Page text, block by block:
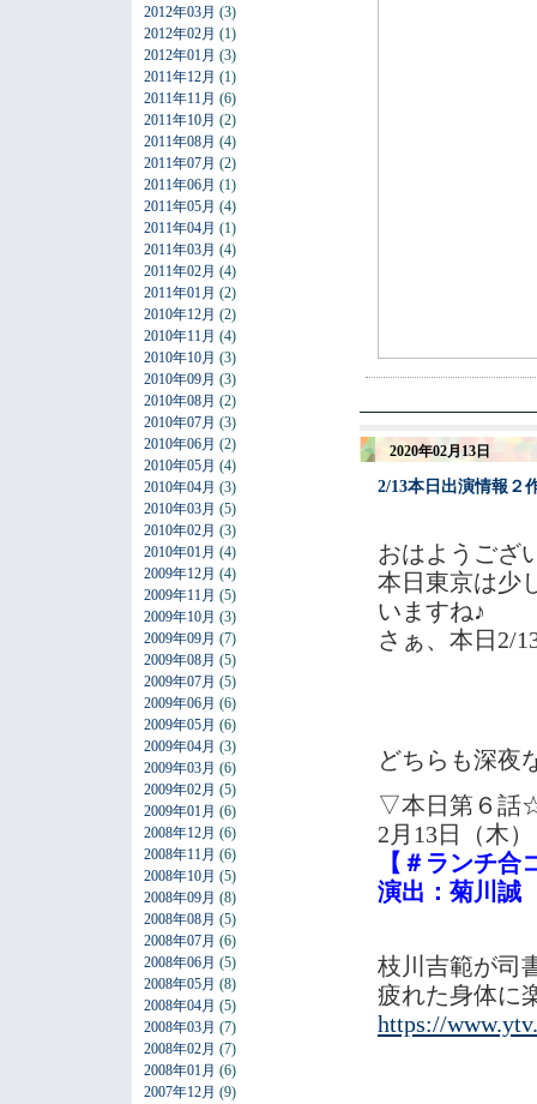
2012年03月 (3)
2012年02月 (1)
2012年01月 (3)
2011年12月 (1)
2011年11月 (6)
2011年10月 (2)
2011年08月 (4)
2011年07月 (2)
2011年06月 (1)
2011年05月 (4)
2011年04月 (1)
2011年03月 (4)
2011年02月 (4)
2011年01月 (2)
2010年12月 (2)
2010年11月 (4)
2010年10月 (3)
2010年09月 (3)
2010年08月 (2)
2010年07月 (3)
2010年06月 (2)
2010年05月 (4)
2010年04月 (3)
2010年03月 (5)
2010年02月 (3)
2010年01月 (4)
2009年12月 (4)
2009年11月 (5)
2009年10月 (3)
2009年09月 (7)
2009年08月 (5)
2009年07月 (5)
2009年06月 (6)
2009年05月 (6)
2009年04月 (3)
2009年03月 (6)
2009年02月 (5)
2009年01月 (6)
2008年12月 (6)
2008年11月 (6)
2008年10月 (5)
2008年09月 (8)
2008年08月 (5)
2008年07月 (6)
2008年06月 (5)
2008年05月 (8)
2008年04月 (5)
2008年03月 (7)
2008年02月 (7)
2008年01月 (6)
2007年12月 (9)
2020年02月13日
2/13本日出演情報２
おはようござ
本日東京は少
いますね♪
さぁ、本日2/
どちらも深夜
▽本日第６話
2月13日（木
【＃ランチ
演出：菊川誠
枝川吉範が司
疲れた身体に
https://